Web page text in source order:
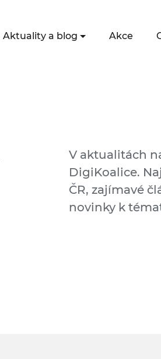
Aktuality a blog Akce
V aktualitách
DigiKoalice.
ČR, zajímavé
novinky k